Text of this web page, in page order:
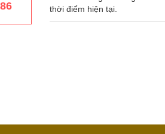
thời điểm hiện tại.